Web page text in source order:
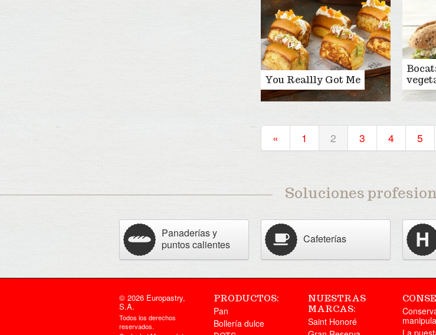
You Reallly Got Me
« 1 2 3 4 5
Soluciones
Panaderías y
puntos calientes
Cafeterías
© 2026 Europastry,
S.A.
Todos los derechos
reservados.
PRODUCTOS:
Pan
Bollería dulce
NUESTRAS
MARCAS:
Saint Honoré
La